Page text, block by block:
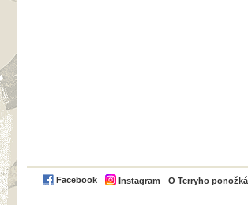
Facebook Instagram O Terryho